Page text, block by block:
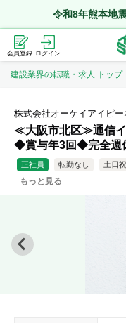
令和8年熊本地
会員登録 ログイン
建設業界の転職・求人 トップ
株式会社オーケイアイピー
≪大阪市北区≫通信イ
◆賞与年3回◆完全週
正社員 転勤なし 土日
年収500万円以上
もっと見る